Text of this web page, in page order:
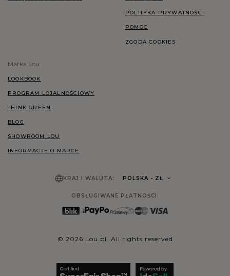
POLITYKA PRYWATNOŚCI
POMOC
ZGODA COOKIES
Marka Lou
LOOKBOOK
PROGRAM LOJALNOŚCIOWY
THINK GREEN
BLOG
SHOWROOM LOU
INFORMACJE O MARCE
KRAJ I WALUTA: POLSKA - ZŁ
OBSŁUGIWANE PŁATNOŚCI:
© 2026 Lou.pl. All rights reserved